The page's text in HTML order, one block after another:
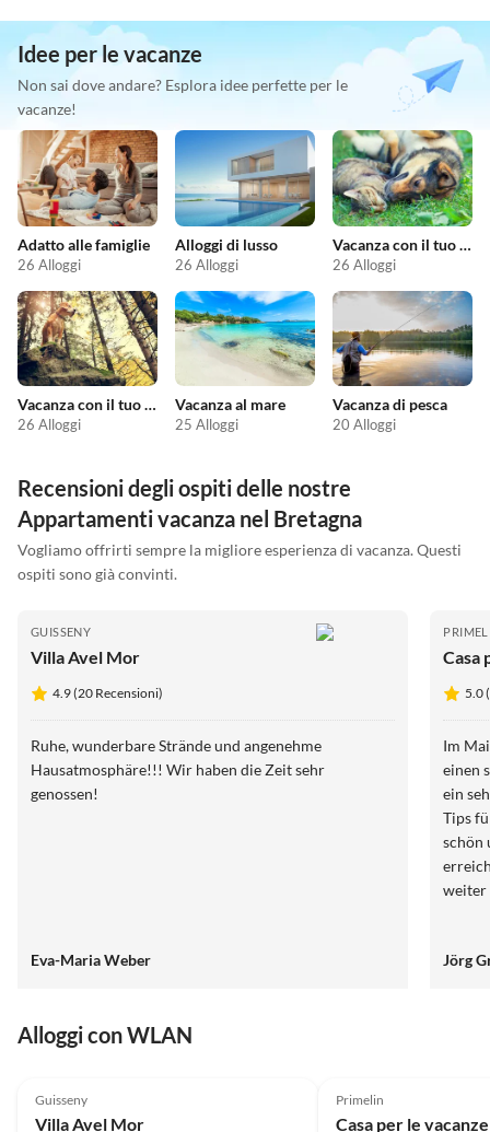
Idee per le vacanze
Non sai dove andare? Esplora idee perfette per le
vacanze!
Adatto alle famiglie
26 Alloggi
Alloggi di lusso
26 Alloggi
Vacanza con il tuo animale domestico
26 Alloggi
Vacanza con il tuo cane
26 Alloggi
Vacanza al mare
25 Alloggi
Vacanza di pesca
20 Alloggi
Recensioni degli ospiti delle nostre
Appartamenti vacanza nel Bretagna
Vogliamo offrirti sempre la migliore esperienza di vacanza. Questi
ospiti sono già convinti.
GUISSENY
Villa Avel Mor
4.9 (20 Recensioni)
Ruhe, wunderbare Strände und angenehme
Hausatmosphäre!!! Wir haben die Zeit sehr
genossen!
Eva-Maria Weber
Casa
5.0
Im
einen
ein
Tips
schön
weiter
Jörg
Alloggi con WLAN
Guisseny
Villa Avel Mor
Primelin
Casa per le